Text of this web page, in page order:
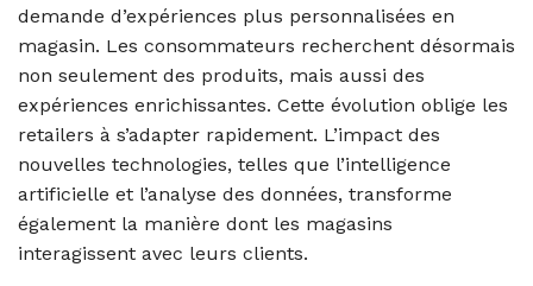
demande d’expériences plus personnalisées en
magasin. Les consommateurs recherchent désormais
non seulement des produits, mais aussi des
expériences enrichissantes. Cette évolution oblige les
retailers à s’adapter rapidement. L’impact des
nouvelles technologies, telles que l’intelligence
artificielle et l’analyse des données, transforme
également la manière dont les magasins
interagissent avec leurs clients.